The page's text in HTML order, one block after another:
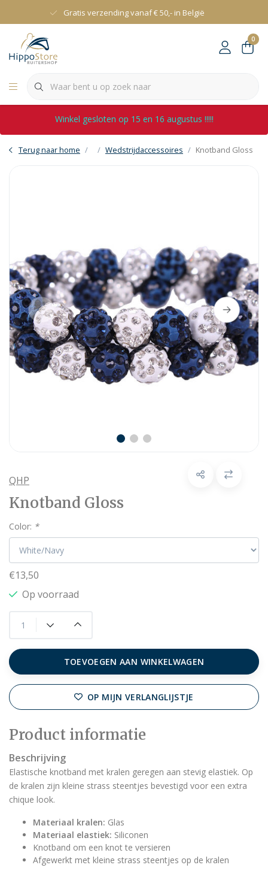
Gratis verzending vanaf € 50,- in België
0
Winkel gesloten op 15 en 16 augustus !!!!!
Terug naar home Wedstrijdaccessoires Knotband Gloss
QHP
Knotband Gloss
Color: *
€13,50
Op voorraad
TOEVOEGEN AAN WINKELWAGEN
OP MIJN VERLANGLIJSTJE
Product informatie
Beschrijving
Elastische knotband met kralen geregen aan stevig elastiek. Op
de kralen zijn kleine strass steentjes bevestigd voor een extra
chique look.
Materiaal kralen: Glas
Materiaal elastiek: Siliconen
Knotband om een knot te versieren
Afgewerkt met kleine strass steentjes op de kralen